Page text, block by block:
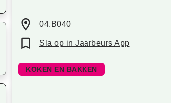
04.B040
Sla op in Jaarbeurs App
KOKEN EN BAKKEN